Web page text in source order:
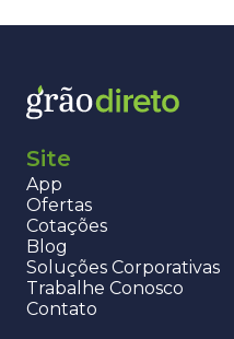
Site
App
Ofertas
Cotações
Blog
Soluções Corporativas
Trabalhe Conosco
Contato